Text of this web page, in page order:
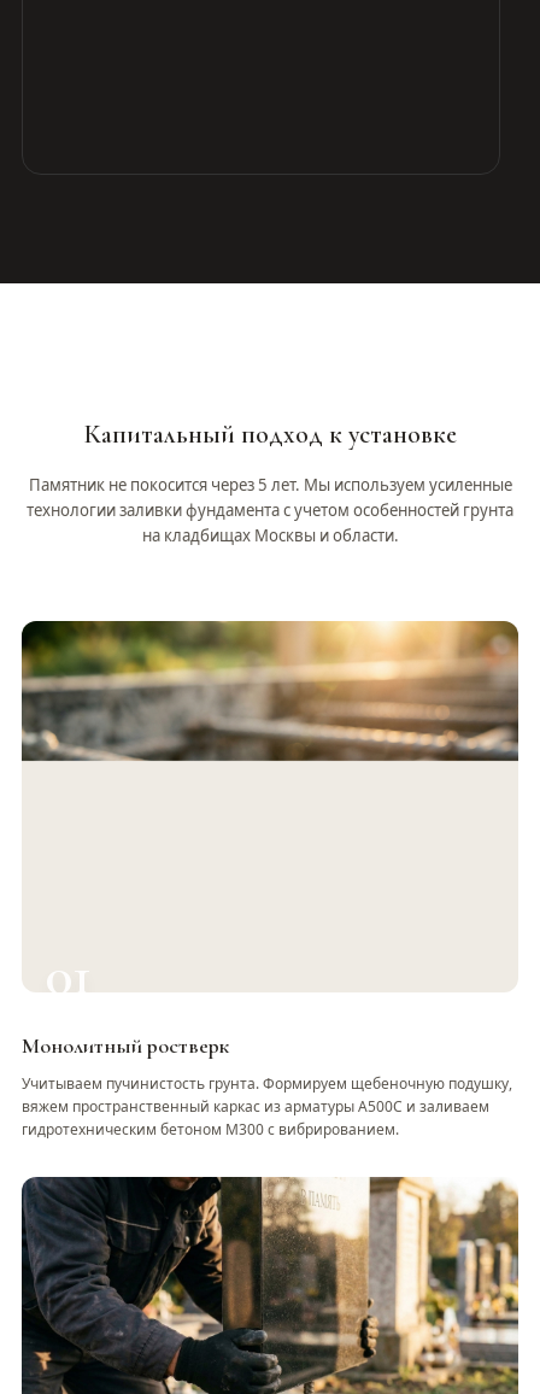
Капитальный подход к установке
Памятник не покосится через 5 лет. Мы используем усиленные
технологии заливки фундамента с учетом особенностей грунта
на кладбищах Москвы и области.
01
Монолитный ростверк
Учитываем пучинистость грунта. Формируем щебеночную подушку,
вяжем пространственный каркас из арматуры А500С и заливаем
гидротехническим бетоном М300 с вибрированием.